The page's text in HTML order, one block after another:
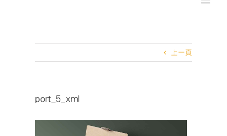
上一頁
port_5_xml